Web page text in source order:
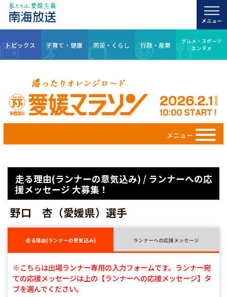
トピックス 子育て・健康 防災・くらし 行政・産業
グルメ・スポーツ
エンタメ
メニュー
走る理由(ランナーの意気込み) / ランナーへの応
援メッセージ 大募集！
野口 杏（愛媛県）選手
走る理由(ランナーの意気込み) ランナーへの応援メッセージ
※こちらは出場ランナー専用の入力フォームです。ランナー宛
ての応援メッセージは上の【ランナーへの応援メッセージ】タ
ブを選んでください。